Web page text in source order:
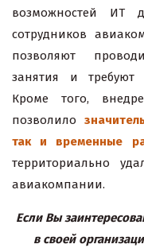
возможностей ИТ
сотрудников
позволяют
занятия и требуют
Кроме того,
позволило
так и временные
территориально
авиакомпании.
Если Вы
в своей